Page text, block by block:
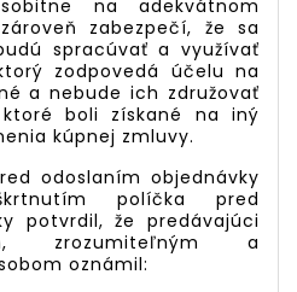
na adekvátnom
zabezpečí, že sa
spracúvať a využívať
zodpovedá účelu na
a nebude ich združovať
boli získané na iný
kúpnej zmluvy.
odoslaním objednávky
políčka pred
potvrdil, že predávajúci
zrozumiteľným a
oznámil: